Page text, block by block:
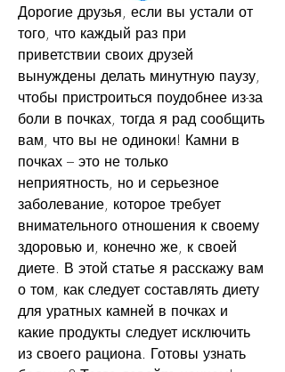
Дорогие друзья, если вы устали от
того, что каждый раз при
приветствии своих друзей
вынуждены делать минутную паузу,
чтобы пристроиться поудобнее из-за
боли в почках, тогда я рад сообщить
вам, что вы не одиноки! Камни в
почках – это не только
неприятность, но и серьезное
заболевание, которое требует
внимательного отношения к своему
здоровью и, конечно же, к своей
диете. В этой статье я расскажу вам
о том, как следует составлять диету
для уратных камней в почках и
какие продукты следует исключить
из своего рациона. Готовы узнать